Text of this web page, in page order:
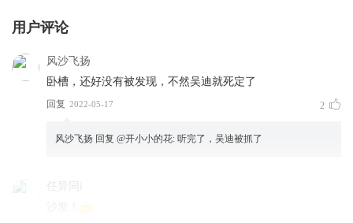
用户评论
风沙飞扬
卧槽，还好没有被发现，不然吴迪就死定了
回复 2022-05-17 2
风沙飞扬 回复 @开小小的花: 听完了，吴迪被抓了
任异同i